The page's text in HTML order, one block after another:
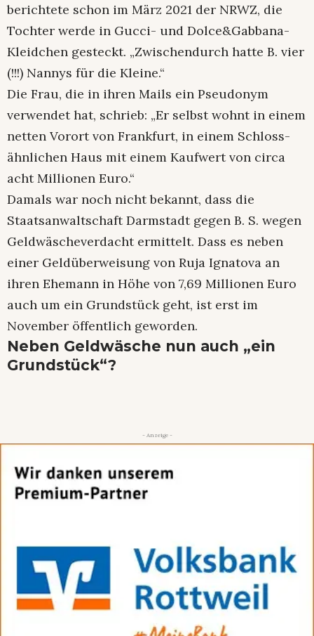
berichtete schon im März 2021 der NRWZ, die
Tochter werde in Gucci- und Dolce&Gabbana-
Kleidchen gesteckt. „Zwischendurch hatte B. vier
(!!!) Nannys für die Kleine.“
Die Frau, die in ihren Mails ein Pseudonym
verwendet hat, schrieb: „Er selbst wohnt in einem
netten Vorort von Frankfurt, in einem Schloss-
ähnlichen Haus mit einem Kaufwert von circa
acht Millionen Euro.“
Damals war noch nicht bekannt, dass die
Staatsanwaltschaft Darmstadt gegen B. S. wegen
Geldwäscheverdacht ermittelt. Dass es neben
einer Geldüberweisung von Ruja Ignatova an
ihren Ehemann in Höhe von 7,69 Millionen Euro
auch um ein Grundstück geht, ist erst im
November öffentlich geworden.
Neben Geldwäsche nun auch „ein
Grundstück“?
- Anzeige -